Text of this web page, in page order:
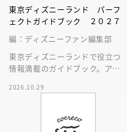
東京ディズニーランド パーフ
ェクトガイドブック ２０２７
編：ディズニーファン編集部
東京ディズニーランドで役立つ
情報満載のガイドブック。アト
ン、グッズまでが１冊に！
2026.10.29